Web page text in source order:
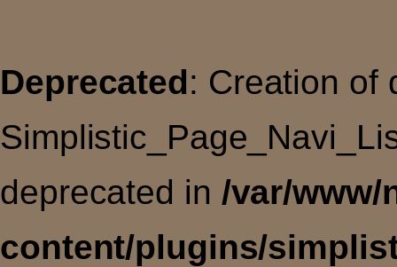
Deprecated: Creation of
deprecated in /var/www/
content/plugins/